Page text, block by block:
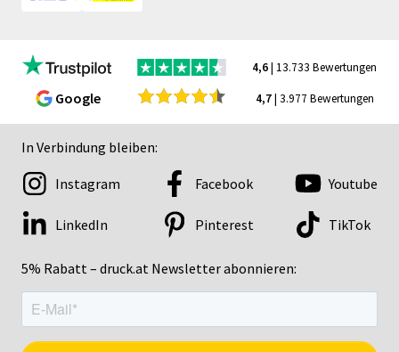
4,6| 13.733 Bewertungen
Google 4,7| 3.977 Bewertungen
In Verbindung bleiben:
5% Rabatt – druck.at Newsletter abonnieren:
Instagram Facebook Youtube
LinkedIn Pinterest TikTok